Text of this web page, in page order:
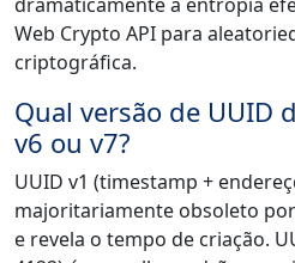
Web Crypto API para
criptográfica.
Qual versão de UUID
v6 ou v7?
UUID v1 (timestamp +
majoritariamente obsoleto
e revela o tempo de criação.